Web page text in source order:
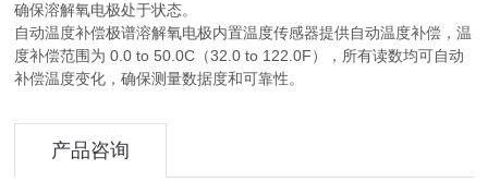
确保溶解氧电极处于状态。
自动温度补偿极谱溶解氧电极内置温度传感器提供自动温度补偿，温
度补偿范围为 0.0 to 50.0C（32.0 to 122.0F），所有读数均可自动
补偿温度变化，确保测量数据度和可靠性。
产品咨询